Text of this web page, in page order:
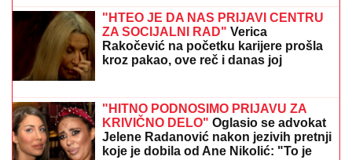
DECOM KOJE NEMAJU ZA ŽIVOT" U
jeku pretnji ženi Slobe Radanovića,
Ana Nikolić se oglasila: "Ne govori
ništa!"